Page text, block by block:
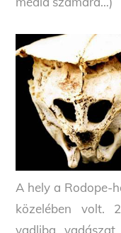
A hely a Rodope-
közelében volt.
vadliba